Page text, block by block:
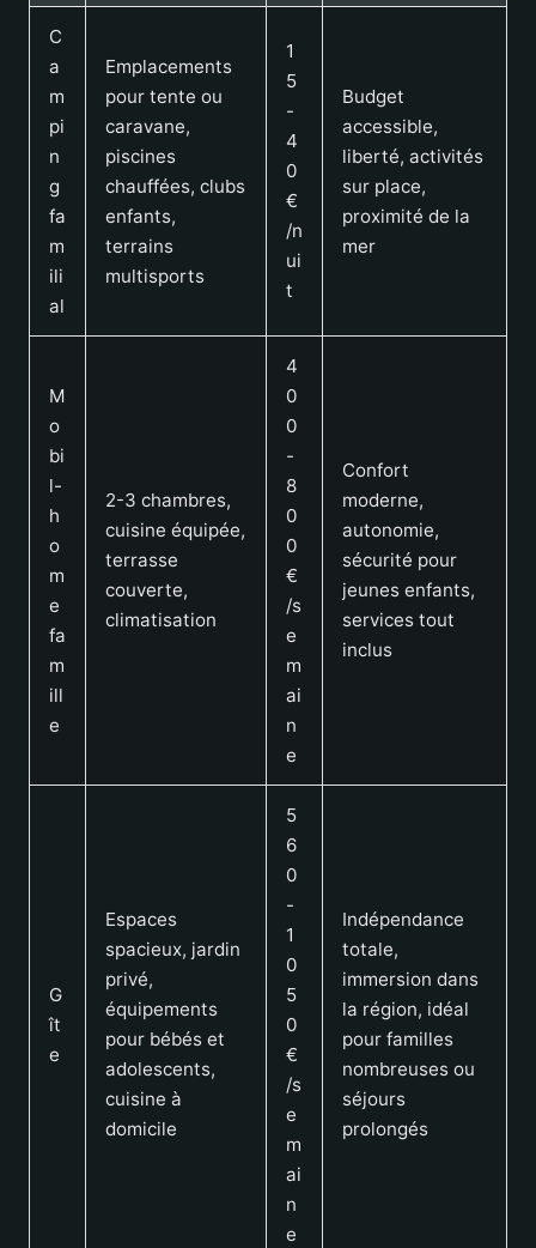
C
a
m
pi
n
g
fa
m
ili
al
Emplacements
pour tente ou
caravane,
piscines
chauffées, clubs
enfants,
terrains
multisports
1
5
-
4
0
€
/n
ui
t
Budget
accessible,
liberté, activités
sur place,
proximité de la
mer
M
o
bi
l-
h
o
m
e
fa
m
ill
e
2-3 chambres,
cuisine équipée,
terrasse
couverte,
climatisation
4
0
0
-
8
0
0
€
/s
e
m
ai
n
e
Confort
moderne,
autonomie,
sécurité pour
jeunes enfants,
services tout
inclus
G
ît
e
Espaces
spacieux, jardin
privé,
équipements
pour bébés et
adolescents,
cuisine à
domicile
5
6
0
-
1
0
5
0
€
/s
e
m
ai
n
e
Indépendance
totale,
immersion dans
la région, idéal
pour familles
nombreuses ou
séjours
prolongés